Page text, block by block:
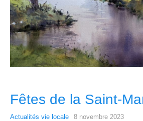
Fêtes de la Saint-
Actualités vie locale 8 novembre 2023